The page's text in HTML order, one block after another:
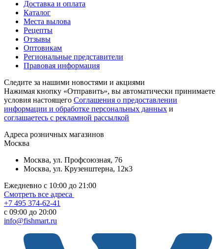
Доставка и оплата
Каталог
Места вылова
Рецепты
Отзывы
Оптовикам
Региональные представители
Правовая информация
Следите за нашими новостями и акциями
Нажимая кнопку «Отправить», вы автоматически принимаете
условия настоящего Cоглашения о предоставлении
информации и обработке персональных данных и
соглашаетесь с рекламной рассылкой
Aдреса розничных магазинов
Москва
Москва, ул. Профсоюзная, 76
Москва, ул. Крузенштерна, 12к3
Ежедневно с 10:00 до 21:00
Смотреть все адреса
+7 495 374-62-41
c 09:00 до 20:00
info@fishmart.ru